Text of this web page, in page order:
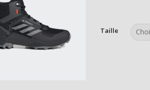
Taille